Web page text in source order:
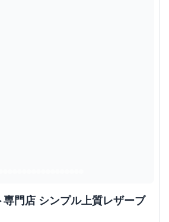
門店 シンプル上質レザーブ